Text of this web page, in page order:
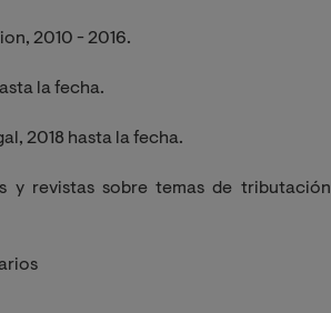
2010 - 2016.
la fecha.
2018 hasta la fecha.
y revistas sobre temas de tributación